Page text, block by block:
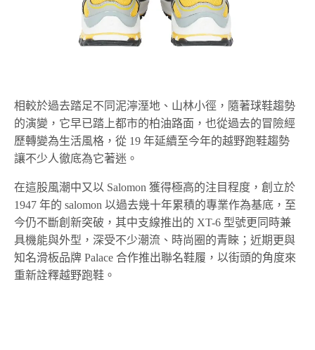
相較於過去踏足不同泥濘溼地、山林小徑，隨著球鞋趨勢
的演變，它早已踏上都市的柏油路面，也從過去的冒險經
歷轉變為生活風格，從 19 年延續至今年的越野跑鞋趨勢
讓不少人徹底為它著迷。
在這股風潮中又以 Salomon 獲得極高的注目程度，創立於
1947 年的 salomon 以過去幾十年累積的專業作為基底，至
今仍不斷創新突破，其中支線推出的 XT-6 型號更同時兼
具機能與外型，深受不少潮流、時尚圈的青睞；近期更與
知名滑板品牌 Palace 合作推出聯名鞋履，以街頭的角度來
重新詮釋越野跑鞋。